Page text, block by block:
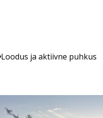
Loodus ja aktiivne puhkus